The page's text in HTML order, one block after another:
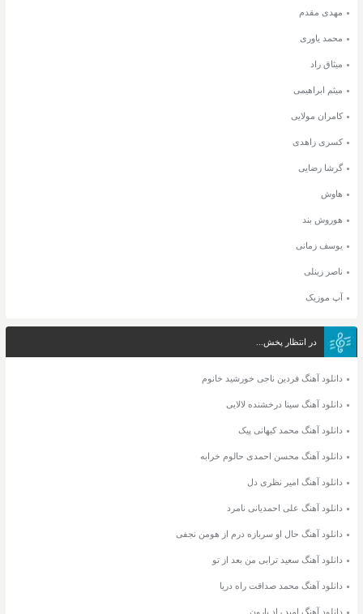
مهدی مقدم
محمد یاوری
میثاق راد
میثم ابراهیمی
کامران مولایی
کسری زاهدی
گرشا رضایی
هاوش
هوروش بند
یوسف زمانی
ناصر زینلی
آپ موزیک
در انتظار پخش...
دانلود آهنگ فردین ناجی خورشید خانوم
دانلود آهنگ سینا درخشنده لالایی
دانلود آهنگ محمد کیهانی پیک
دانلود آهنگ محسن احمدی حالوم خرابه
دانلود آهنگ امیر نظری دل
دانلود آهنگ علی احمدیانی نامرد
دانلود آهنگ حال او سربازه درم از هومن نجفی
دانلود آهنگ سعید ترابی من بعد از تو
دانلود آهنگ محمد صداقت راه دریا
دانلود آهنگ امید راد بارون